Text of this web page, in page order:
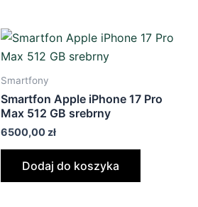
Smartfony
Smartfon Apple iPhone 17 Pro
Max 512 GB srebrny
6500,00 zł
Dodaj do koszyka